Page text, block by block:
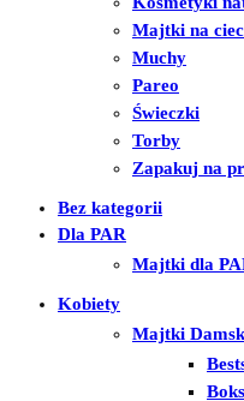
Majtki na
Muchy
Pareo
Świeczki
Torby
Zapakuj na
Bez kategorii
Dla PAR
Majtki dla
Kobiety
Majtki